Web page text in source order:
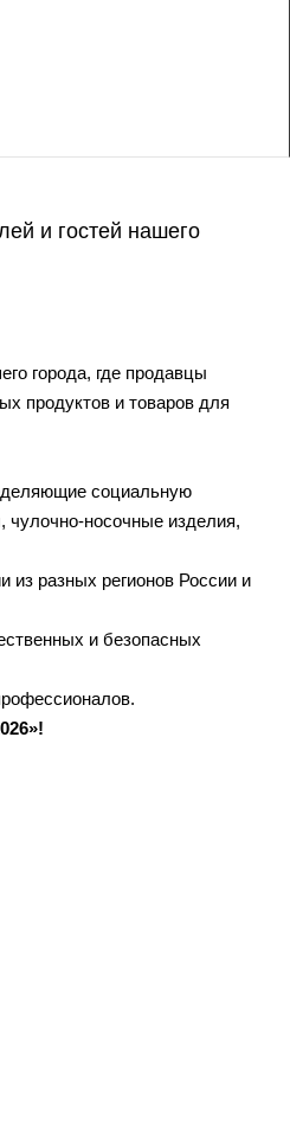
и гостей нашего
города, где продавцы
продуктов и товаров для
социальную
чулочно-носочные изделия,
из разных регионов России и
и безопасных